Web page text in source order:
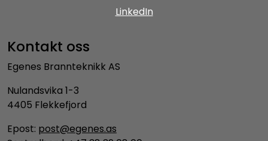
LinkedIn
Kontakt oss
Egenes Brannteknikk AS
Nulandsvika 1-3
4405 Flekkefjord
Epost: post@egenes.as